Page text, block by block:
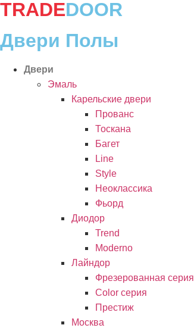
TRADEDOOR
Двери Полы
Двери
Эмаль
Карельские двери
Прованc
Тоскана
Багет
Line
Style
Неоклассика
Фьорд
Диодор
Trend
Moderno
Лайндор
Фрезерованная серия
Color серия
Престиж
Москва